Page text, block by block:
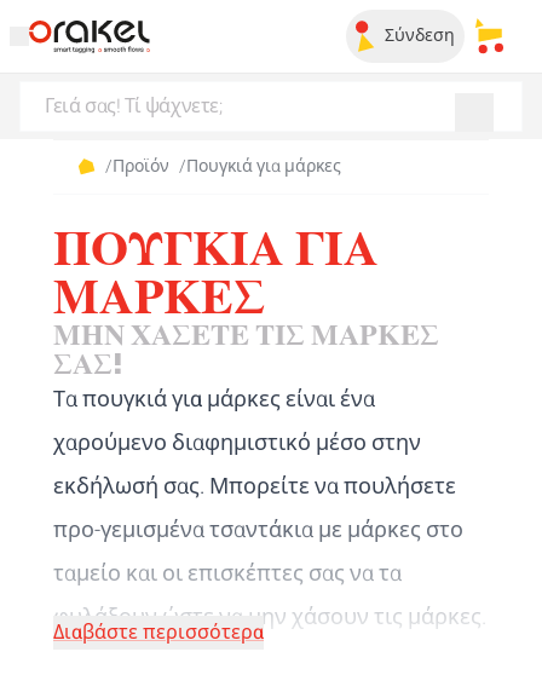
Σύνδεση Τα
/Προϊόν /Πουγκιά για μάρκες
ΠΟΥΓΚΙΆ ΓΙΑ
ΜΆΡΚΕΣ
ΜΗΝ ΧΆΣΕΤΕ ΤΙΣ ΜΆΡΚΕΣ
ΣΑΣ!
Ταπουγκιά για μάρκεςείναι ένα
χαρούμενο διαφημιστικό μέσο στην
εκδήλωσή σας. Μπορείτε να πουλήσετε
προ-γεμισμένα τσαντάκια με μάρκες στο
ταμείο και οι επισκέπτες σας να τα
φυλάξουν ώστε να μην χάσουν τις μάρκες.
Διαβάστε περισσότερα